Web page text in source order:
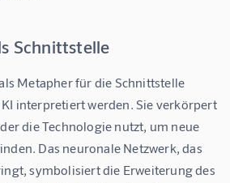
Schnittstelle
Metapher für die Schnittstelle
interpretiert werden. Sie verkörpert
die Technologie nutzt, um neue
Das neuronale Netzwerk, das
symbolisiert die Erweiterung des